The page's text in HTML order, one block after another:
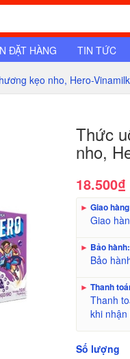
ĐẶT HÀNG TIN TỨC
kẹo nho, Hero-
Thức
nho,
18.500₫
► Giao
Giao
► Bảo hành:
Bảo
► Thanh
Thanh
khi nhận
Số lượng